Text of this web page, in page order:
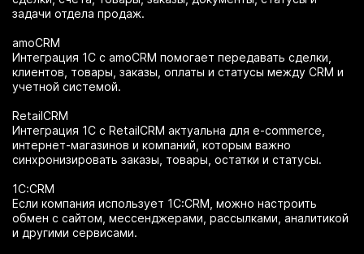
задачи отдела продаж.
amoCRM
Интеграция 1С с amoCRM помогает передавать сделки,
клиентов, товары, заказы, оплаты и статусы между CRM и
учетной системой.
RetailCRM
Интеграция 1С с RetailCRM актуальна для e-commerce,
интернет-магазинов и компаний, которым важно
синхронизировать заказы, товары, остатки и статусы.
1С:CRM
Если компания использует 1С:CRM, можно настроить
обмен с сайтом, мессенджерами, рассылками, аналитикой
и другими сервисами.